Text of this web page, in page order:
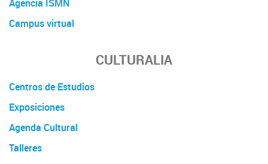
Agencia ISMN
Campus virtual
CULTURALIA
Centros de Estudios
Exposiciones
Agenda Cultural
Talleres